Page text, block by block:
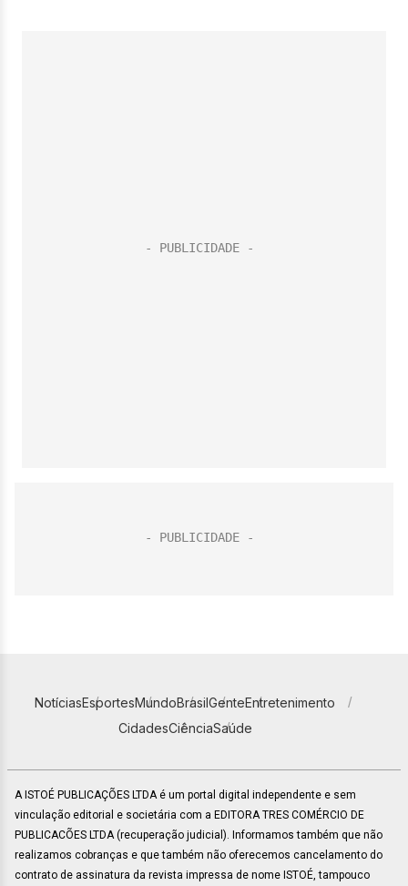
NotíciasEsportesMundoBrasilGenteEntretenimento
CidadesCiênciaSaúde
A ISTOÉ PUBLICAÇÕES LTDA é um portal digital independente e sem
vinculação editorial e societária com a EDITORA TRES COMÉRCIO DE
PUBLICACÕES LTDA (recuperação judicial). Informamos também que não
realizamos cobranças e que também não oferecemos cancelamento do
contrato de assinatura da revista impressa de nome ISTOÉ, tampouco